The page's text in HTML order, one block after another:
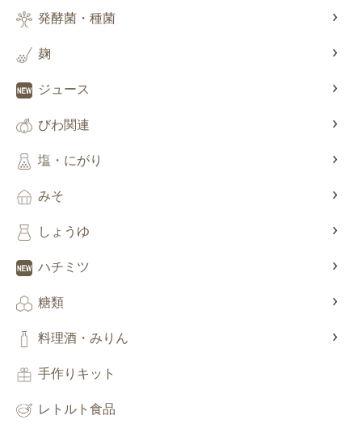
発酵菌・種菌
麹
ジュース
びわ関連
塩・にがり
みそ
しょうゆ
ハチミツ
糖類
料理酒・みりん
手作りキット
レトルト食品